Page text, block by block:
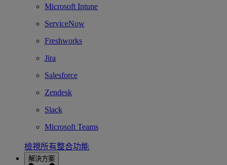
Microsoft Intune
ServiceNow
Freshworks
Jira
Salesforce
Zendesk
Slack
Microsoft Teams
檢視所有整合功能
解決方案